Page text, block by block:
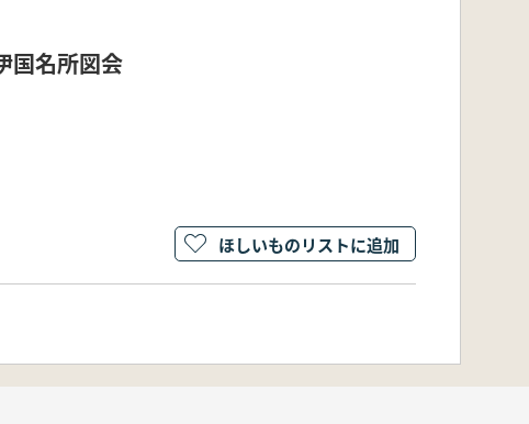
国名所図会
ほしいものリストに追加